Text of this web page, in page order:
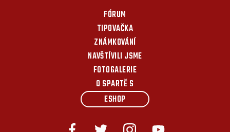
FÓRUM
TIPOVAČKA
ZNÁMKOVÁNÍ
NAVŠTÍVILI JSME
FOTOGALERIE
O SPARTĚ S
ESHOP